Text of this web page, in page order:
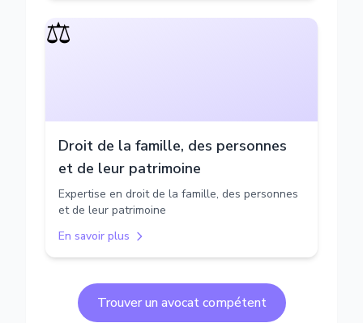
⚖️
Droit de la famille, des personnes
et de leur patrimoine
Expertise en droit de la famille, des personnes
et de leur patrimoine
En savoir plus
Trouver un avocat compétent